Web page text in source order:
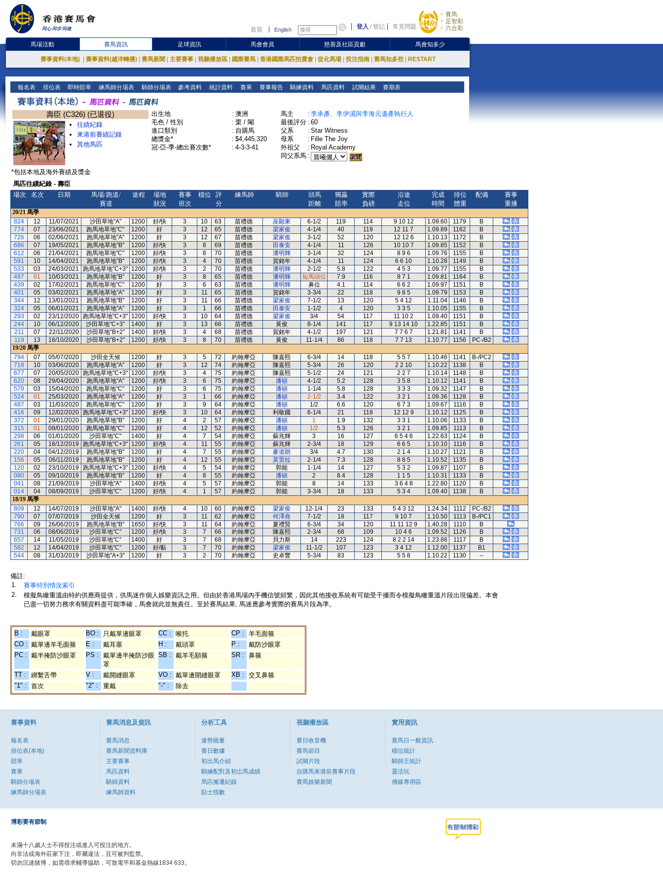
首頁 English 登入 /登記 常見問題
賽馬
足智彩
六合彩
馬場活動 賽馬資訊 足球資訊 馬會會員 慈善及社區貢獻 馬會知多少
賽事資料(本地) 賽事資料(越洋轉播) 賽馬新聞 主要賽事 視聽播放區 國際賽馬 香港國際馬匹拍賣會 從化馬場 投注指南 賽馬知多些 RESTART
報名表 排位表 即時賠率 練馬師分場表 騎師分場表 參考資料 統計資料 賽果 賽事報告 騎練資料 馬匹資料 試閘結果 賽期表
壽臣 (C326) (已退役)
往績紀錄
來港前賽績記錄
其他馬匹
出生地 : 澳洲
毛色 / 性別
: 栗 / 閹
進口類別
: 自購馬
總獎金*
: $4,445,320
冠-亞-季-總出賽次數*
: 4-3-3-41
馬主 : 李承彥、李伊湄與李海元遺產執行人
最後評分 : 60
父系
: Star Witness
母系
: Fille The Joy
外祖父
: Royal Academy
同父系馬 :
*包括本地及海外賽績及獎金
馬匹往績紀錄 - 壽臣
場次
名次 日期
馬場/跑道/
賽道
途程
場地
狀況
賽事
班次
檔位
評
分
練馬師 騎師
頭馬
距離
獨贏
賠率
實際
負磅
沿途
走位
完成
時間
排位
體重
配備
賽事
重播
20/21 馬季
824
12 11/07/2021 沙田草地"A" 1200 好/快 3 10 63 苗禮德 巫顯東 6-1/2 119 114 9 10 12 1.09.60 1179
B
774
07 23/06/2021 跑馬地草地"C" 1200 好 3 12 65 苗禮德 梁家俊 4-1/4 40 119 12 11 7 1.09.89 1162
B
726
06 02/06/2021 跑馬地草地"A" 1200 好 3 12 67 苗禮德 梁家俊 3-1/2 52 120 12 12 6 1.10.13 1172
B
686
07 19/05/2021 跑馬地草地"B" 1200 好/快 3 8 69 苗禮德 田泰安 4-1/4 11 126 10 10 7 1.09.85 1152
B
612
06 21/04/2021 跑馬地草地"C" 1200 好/快 3 8 70 苗禮德 潘明輝 3-1/4 32 124 8 9 6 1.09.76 1155
B
591
10 14/04/2021 跑馬地草地"B" 1200 好/快 3 4 70 苗禮德 賀銘年 4-1/4 11 124 6 6 10 1.10.28 1149
B
533
03 24/03/2021 跑馬地草地"C+3" 1200 好/快 3 2 70 苗禮德 潘明輝 2-1/2 5.8 122 4 5 3 1.09.77 1155
B
497
01 10/03/2021 跑馬地草地"B" 1200 好 3 8 65 苗禮德 潘明輝 短馬頭位 7.9 116 8 7 1 1.09.81 1164
B
439
02 17/02/2021 跑馬地草地"C" 1200 好 3 6 63 苗禮德 潘明輝 鼻位 4.1 114 6 6 2 1.09.97 1151
B
401
05 03/02/2021 跑馬地草地"A" 1200 好 3 11 65 苗禮德 賀銘年 3-3/4 22 118 9 8 5 1.09.79 1153
B
344
12 13/01/2021 跑馬地草地"B" 1200 好 3 11 66 苗禮德 梁家俊 7-1/2 13 120 5 4 12 1.11.04 1146
B
324
05 06/01/2021 跑馬地草地"A" 1200 好 3 1 66 苗禮德 田泰安 1-1/2 4 120 3 3 5 1.10.05 1155
B
293
02 23/12/2020 跑馬地草地"C+3" 1200 好/快 3 10 64 苗禮德 梁家俊 3/4 54 117 11 10 2 1.09.40 1151
B
244
10 06/12/2020 沙田草地"C+3" 1400 好 3 13 66 苗禮德 黃俊 8-1/4 141 117 9 13 14 10 1.22.85 1151
B
211
07 22/11/2020 沙田草地"B+2" 1400 好/快 3 4 68 苗禮德 賀銘年 4-1/2 197 121 7 7 6 7 1.21.81 1141
B
119
13 18/10/2020 沙田草地"B+2" 1200 好/快 3 8 70 苗禮德 黃俊 11-1/4 86 118 7 7 13 1.10.77 1156
PC-/B2
19/20 馬季
794
07 05/07/2020 沙田全天候 1200 好 3 5 72 約翰摩亞 陳嘉熙 6-3/4 14 118 5 5 7 1.10.46 1141
B-/PC2
718
10 03/06/2020 跑馬地草地"A" 1200 好 3 12 74 約翰摩亞 陳嘉熙 5-3/4 26 120 2 2 10 1.10.22 1138
B
677
07 20/05/2020 跑馬地草地"C+3" 1200 好/快 3 4 75 約翰摩亞 陳嘉熙 5-1/2 24 121 2 2 7 1.10.14 1148
B
620
08 29/04/2020 跑馬地草地"A" 1200 好/快 3 6 75 約翰摩亞 潘頓 4-1/2 5.2 128 3 5 8 1.10.12 1141
B
579
03 15/04/2020 跑馬地草地"C" 1200 好 3 6 75 約翰摩亞 潘頓 1-1/4 5.8 128 3 3 3 1.09.32 1147
B
524
01 25/03/2020 跑馬地草地"A" 1200 好 3 1 66 約翰摩亞 潘頓 2-1/2 3.4 122 3 2 1 1.09.36 1128
B
487
03 11/03/2020 跑馬地草地"C" 1200 好 3 9 64 約翰摩亞 潘頓 1/2 6.6 120 6 7 3 1.09.67 1116
B
416
09 12/02/2020 跑馬地草地"C+3" 1200 好/快 3 10 64 約翰摩亞 利敬國 6-1/4 21 118 12 12 9 1.10.12 1125
B
372
01 29/01/2020 跑馬地草地"B" 1200 好 4 2 57 約翰摩亞 潘頓 1 1.9 132 3 3 1 1.10.06 1133
B
315
01 08/01/2020 跑馬地草地"C" 1200 好 4 12 52 約翰摩亞 潘頓 1/2 5.3 126 3 2 1 1.09.85 1113
B
298
06 01/01/2020 沙田草地"C" 1400 好 4 7 54 約翰摩亞 蘇兆輝 3 16 127 6 5 4 6 1.22.63 1124
B
261
05 18/12/2019 跑馬地草地"C+3" 1200 好/快 4 11 55 約翰摩亞 蘇兆輝 2-3/4 18 129 6 6 5 1.10.10 1116
B
220
04 04/12/2019 跑馬地草地"B" 1200 好 4 7 55 約翰摩亞 麥道朗 3/4 4.7 130 2 1 4 1.10.27 1121
B
156
05 06/11/2019 跑馬地草地"B" 1200 好 4 12 55 約翰摩亞 莫雷拉 2-1/4 7.3 128 8 8 5 1.10.52 1135
B
120
02 23/10/2019 跑馬地草地"C+3" 1200 好/快 4 5 54 約翰摩亞 郭能 1-1/4 14 127 5 3 2 1.09.87 1107
B
080
05 09/10/2019 跑馬地草地"B" 1200 好 4 8 55 約翰摩亞 潘頓 2 8.4 128 1 1 5 1.10.31 1133
B
041
08 21/09/2019 沙田草地"A" 1400 好/快 4 5 57 約翰摩亞 郭能 8 14 133 3 6 4 8 1.22.80 1120
B
014
04 08/09/2019 沙田草地"C" 1200 好/快 4 1 57 約翰摩亞 郭能 3-3/4 18 133 5 3 4 1.09.40 1138
B
18/19 馬季
809
12 14/07/2019 沙田草地"A" 1400 好/快 4 10 60 約翰摩亞 梁家俊 12-1/4 23 133 5 4 3 12 1.24.34 1112
PC-/B2
790
07 07/07/2019 沙田全天候 1200 好 3 11 62 約翰摩亞 何澤堯 7-1/2 18 117 9 10 7 1.10.50 1113
B-/PC1
766
09 26/06/2019 跑馬地草地"B" 1650 好/快 3 11 64 約翰摩亞 夏禮賢 6-3/4 34 120 11 11 12 9 1.40.28 1110
B
731
06 08/06/2019 沙田草地"C" 1200 好/快 3 7 66 約翰摩亞 陳嘉熙 2-3/4 68 109 10 4 6 1.09.52 1126
B
657
14 11/05/2019 沙田草地"C" 1400 好 3 7 68 約翰摩亞 貝力斯 14 223 124 8 2 2 14 1.23.88 1117
B
582
12 14/04/2019 沙田草地"C" 1200 好/黏 3 7 70 約翰摩亞 梁家俊 11-1/2 107 123 3 4 12 1.12.00 1137
B1
544
08 31/03/2019 沙田草地"A+3" 1200 好 3 2 70 約翰摩亞 史卓豐 5-3/4 83 123 5 5 8 1.10.22 1130 --
備註:
1.
賽事特別情況索引
2.
模擬鳥瞰重溫由特約供應商提供，供馬迷作個人娛樂資訊之用。但由於香港馬場內手機信號頻繁，因此其他接收系統有可能受干擾而令模擬鳥瞰重溫片段出現偏差。本會
已盡一切努力務求有關資料盡可能準確，馬會就此並無責任。至於賽馬結果, 馬迷應參考實際的賽馬片段為準。
B : 戴眼罩 BO : 只戴單邊眼罩 CC : 喉托 CP :
羊毛面箍
CO : 戴單邊羊毛面箍 E : 戴耳塞 H : 戴頭罩 P :
戴防沙眼罩
PC : 戴半掩防沙眼罩 PS :
戴單邊半掩防沙眼
罩
SB : 戴羊毛額箍 SR : 鼻箍
TT : 綁繫舌帶 V : 戴開縫眼罩 VO : 戴單邊開縫眼罩 XB :
交叉鼻箍
"1" :
首次 "2" : 重戴 "-" : 除去
賽事資料
報名表
排位表(本地)
賠率
賽果
騎師分場表
練馬師分場表
賽馬消息及資訊
賽馬消息
賽馬新聞資料庫
主要賽事
馬匹資料
騎師資料
練馬師資料
分析工具
速勢能量
賽日數據
初出馬介紹
騎練配對及初岀馬成績
馬匹搬遷紀錄
貼士指數
視聽播放區
賽日收音機
賽馬節目
試閘片段
自購馬來港前賽事片段
賽馬娛樂新聞
實用資訊
賽馬日一般資訊
檔位統計
騎師王統計
靈活玩
傳媒專用區
博彩要有節制
未滿十八歲人士不得投注或進入可投注的地方。
向非法或海外莊家下注，即屬違法，且可被判監禁。
切勿沉迷賭博，如需尋求輔導協助，可致電平和基金熱線1834 633。